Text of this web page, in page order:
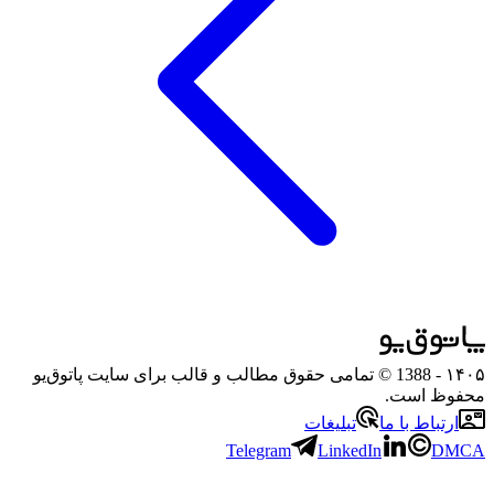
۱۴۰۵
- 1388 © تمامی حقوق مطالب و قالب برای سایت پاتوق‌یو
محفوظ است.
ارتباط با ما
تبلیغات
Telegram
LinkedIn DMCA